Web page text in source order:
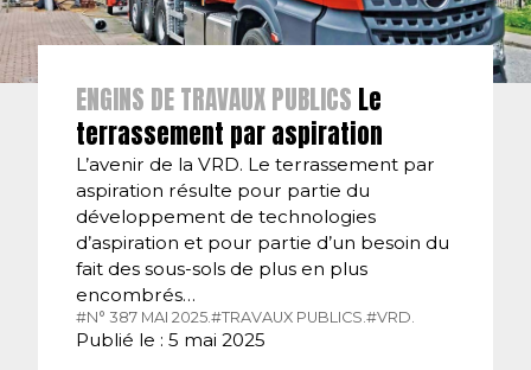
ENGINS DE TRAVAUX PUBLICS Le
terrassement par aspiration
L’avenir de la VRD. Le terrassement par
aspiration résulte pour partie du
développement de technologies
d’aspiration et pour partie d’un besoin du
fait des sous-sols de plus en plus
encombrés…
#N° 387 MAI 2025. #TRAVAUX PUBLICS. #VRD.
Publié le : 5 mai 2025